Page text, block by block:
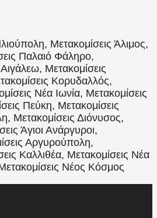
Μετακομίσεις Άλιμος,
Παλαιό Φάληρο,
Μετακομίσεις
Κορυδαλλός,
Νέα Ιωνία, Μετακομίσεις
Πεύκη, Μετακομίσεις
Μετακομίσεις Διόνυσος,
Άγιοι Ανάργυροι,
Αργυρούπολη,
Καλλιθέα, Μετακομίσεις Νέα
Νέος Κόσμος